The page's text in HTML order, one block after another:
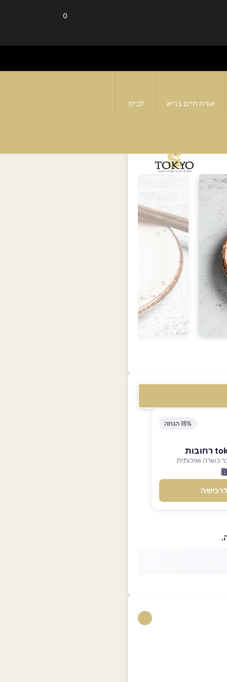
0
אורח חיים בריא לבית
15% הנחה
כשרה ואיכותית
לרכישה